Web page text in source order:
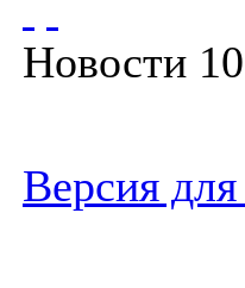
Новости
Версия